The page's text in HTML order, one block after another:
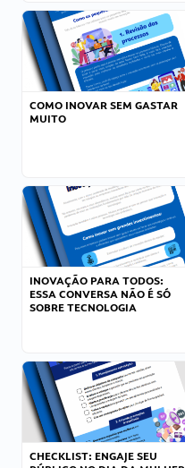
COMO INOVAR SEM GASTAR
MUITO
INOVAÇÃO PARA TODOS:
ESSA CONVERSA NÃO É SÓ
SOBRE TECNOLOGIA
CHECKLIST: ENGAJE SEU